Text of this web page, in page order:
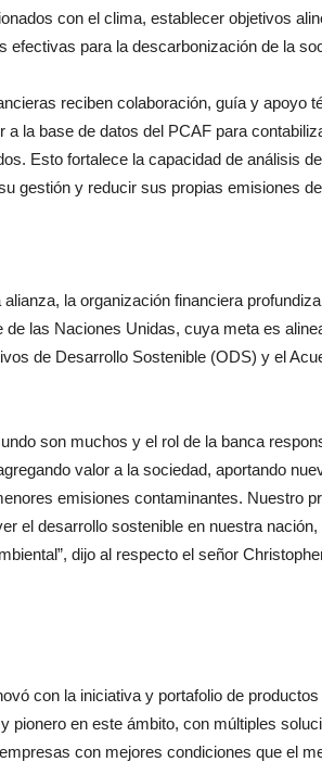
con el clima, establecer objetivos
efectivas para la descarbonización de la
reciben colaboración, guía y apoyo
la base de datos del PCAF para
Esto fortalece la capacidad de análisis
gestión y reducir sus propias emisiones
la organización financiera
las Naciones Unidas, cuya meta es
de Desarrollo Sostenible (ODS) y el
son muchos y el rol de la banca
valor a la sociedad, aportando
emisiones contaminantes. Nuestro
el desarrollo sostenible en nuestra nación,
dijo al respecto el señor
con la iniciativa y portafolio de
pionero en este ámbito, con múltiples
con mejores condiciones que el